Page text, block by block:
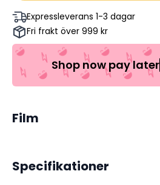
Expressleverans 1-3 dagar
Fri frakt över 999 kr
Shop now pay later
Film
Specifikationer